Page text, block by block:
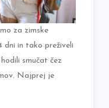
za zimske
dni in tako preživeli
smučat čez
Najprej je